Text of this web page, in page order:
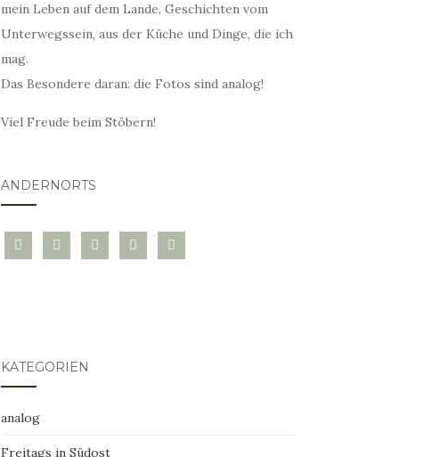
mein Leben auf dem Lande, Geschichten vom
Unterwegssein, aus der Küche und Dinge, die ich
mag.
Das Besondere daran: die Fotos sind analog!
Viel Freude beim Stöbern!
ANDERNORTS
bloglovininstagramtwitter pinterest
mail
KATEGORIEN
analog
Freitags in Südost